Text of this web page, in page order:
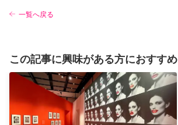
一覧へ戻る
この記事に興味がある方におすすめ